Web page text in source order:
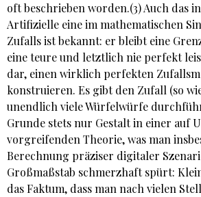
oft beschrieben worden.(3) Auch das
Artifizielle eine im mathematischen
Zufalls ist bekannt: er bleibt eine
eine teure und letztlich nie perfekt
dar, einen wirklich perfekten
konstruieren. Es gibt den Zufall (so
unendlich viele Würfelwürfe
Grunde stets nur Gestalt in einer auf
vorgreifenden Theorie, was man
Berechnung präziser digitaler
Großmaßstab schmerzhaft spürt:
das Faktum, dass man nach vielen